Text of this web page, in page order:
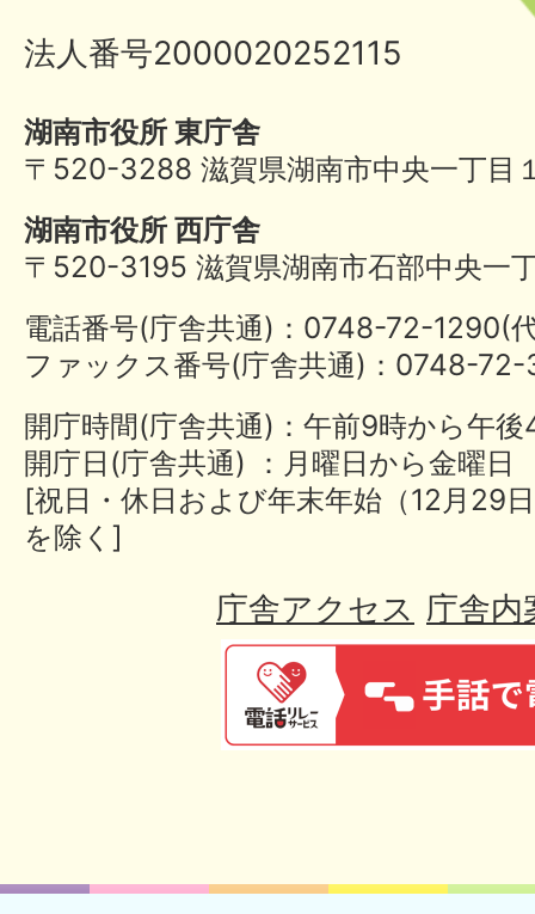
法人番号2000020252115
湖南市役所 東庁舎
〒520-3288 滋賀県湖南市中央一丁目
湖南市役所 西庁舎
〒520-3195 滋賀県湖南市石部中央一
電話番号(庁舎共通)：0748-72-
ファックス番号(庁舎共通)：0748-
開庁時間(庁舎共通)：午前9時から午
開庁日(庁舎共通) ：月曜日から金曜日
[祝日・休日および年末年始（12月29
を除く]
庁舎アクセス 庁舎内